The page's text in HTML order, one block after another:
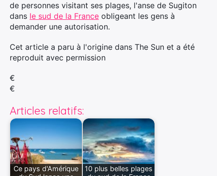
de personnes visitant ses plages, l'anse de Sugiton
dans le sud de la France obligeant les gens à
demander une autorisation.
Cet article a paru à l'origine dans The Sun et a été
reproduit avec permission
€
€
Articles relatifs:
Ce pays d'Amérique
10 plus belles plages